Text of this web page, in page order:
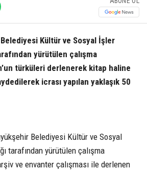
Kültür ve Sosyal İşler
yürütülen çalışma
türküleri derlenerek kitap haline
icrası yapılan yaklaşık 50
Belediyesi Kültür ve Sosyal
tarafından yürütülen çalışma
ve envanter çalışması ile derlenen